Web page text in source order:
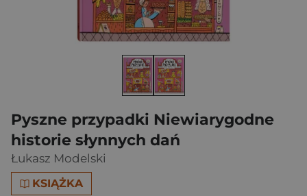
Pyszne przypadki Niewiarygodne
historie słynnych dań
Łukasz Modelski
KSIĄŻKA